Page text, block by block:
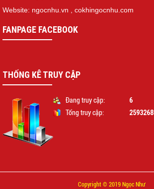
Website: ngocnhu.vn
cokhingocnhu.com
FANPAGE FACEBOOK
THỐNG KÊ TRUY CẬP
Đang truy cập: 6
Tổng truy cập: 2593268
Copyright © 2019 Ngọc Như